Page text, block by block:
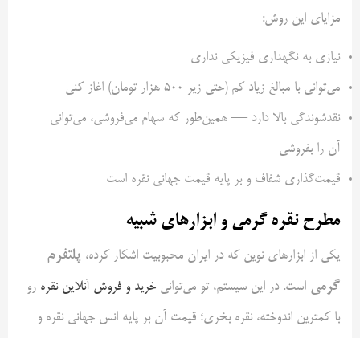
مزایای این روش:
نیازی به نگهداری فیزیکی نداری
می‌توانی با مبالغ زیاد کم (حتی زیر ۵۰۰ هزار تومان) اغاز کنی
نقدشوندگی بالا دارد — همین‌طور که سهام می‌فروشی، می‌توانی
آن را بفروشی
قیمت‌گذاری شفاف و بر پایه قیمت جهانی نقره است
مطرح نقره گرمی و ابزارهای شبیه
یکی از ابزارهای نوین که در ایران محبوبیت اشکار کرده، پلتفرم
گرمی است. در این سیستم، تو می‌توانی خرید و فروش آنلاین نقره رو
با کمترین اندوخته، نقره بخری؛ قیمت آن بر پایه انس جهانی نقره و